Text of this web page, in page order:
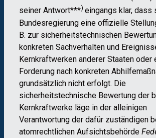
seiner Antwort***) eingangs klar, dass
Bundesregierung eine offizielle
B. zur sicherheitstechnischen
konkreten Sachverhalten und
Kernkraftwerken anderer Staaten oder
Forderung nach konkreten
grundsätzlich nicht erfolgt. Die
sicherheitstechnische Bewertung der
Kernkraftwerke läge in der alleinigen
Verantwortung der dafür zuständigen
atomrechtlichen Aufsichtsbehörde